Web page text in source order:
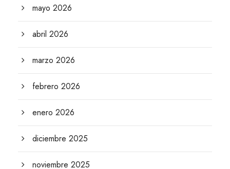
mayo 2026
abril 2026
marzo 2026
febrero 2026
enero 2026
diciembre 2025
noviembre 2025